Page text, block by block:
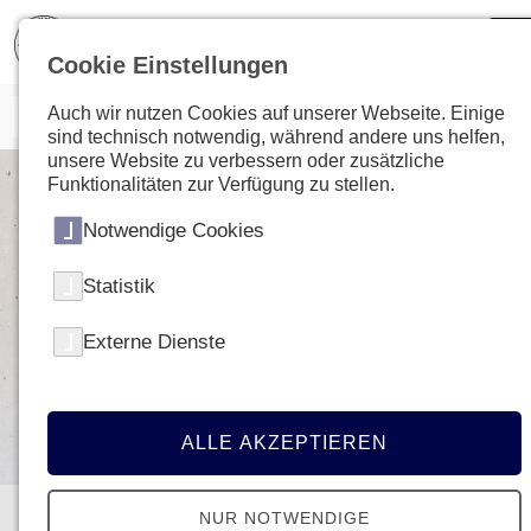
Cookie Einstellungen
Auch wir nutzen Cookies auf unserer Webseite. Einige
sind technisch notwendig, während andere uns helfen,
unsere Website zu verbessern oder zusätzliche
Funktionalitäten zur Verfügung zu stellen.
Notwendige Cookies
Statistik
Externe Dienste
ALLE AKZEPTIEREN
NUR NOTWENDIGE